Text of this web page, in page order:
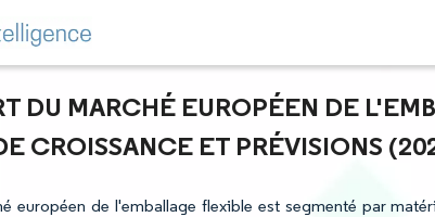
DU MARCHÉ EUROPÉEN DE
CROISSANCE ET PRÉVISIONS
européen de l'emballage flexible est segmenté par